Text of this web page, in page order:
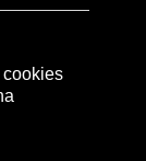
cookies